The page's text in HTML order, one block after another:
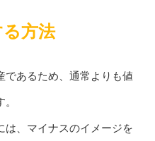
方法
であるため、通常よりも値
は、マイナスのイメージを